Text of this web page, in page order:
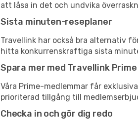
att låsa in det och undvika
Sista minuten-reseplaner
Travellink har också bra alternativ
hitta konkurrenskraftiga sista
Spara mer med Travellink Prime
Våra Prime-medlemmar får
prioriterad tillgång till
Checka in och gör dig redo